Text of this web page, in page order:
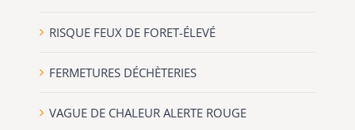
RISQUE FEUX DE FORET-ÉLEVÉ
FERMETURES DÉCHÈTERIES
VAGUE DE CHALEUR ALERTE ROUGE